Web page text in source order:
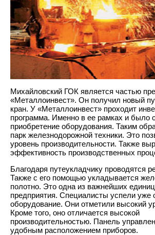
Михайловский ГОК является частью
«Металлоинвест». Он получил новый
кран. У «Металлоинвест» проходит
программа. Именно в ее рамках и было
приобретение оборудования. Таким
парк железнодорожной техники. Это
уровень производительности. Также
эффективность производственных
Благодаря путеукладчику проводятся
Также с его помощью укладывается
полотно. Это одна из важнейших
предприятия. Специалисты успели уже
оборудование. Они отметили высокий
Кроме того, оно отличается высокой
производительностью. Панель
удобным расположением приборов.